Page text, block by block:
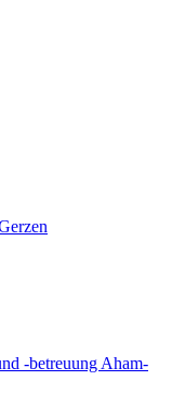
-betreuung Aham-